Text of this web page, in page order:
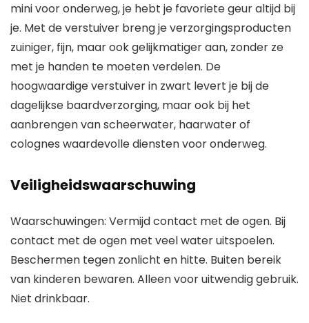
mini voor onderweg, je hebt je favoriete geur altijd bij
je. Met de verstuiver breng je verzorgingsproducten
zuiniger, fijn, maar ook gelijkmatiger aan, zonder ze
met je handen te moeten verdelen. De
hoogwaardige verstuiver in zwart levert je bij de
dagelijkse baardverzorging, maar ook bij het
aanbrengen van scheerwater, haarwater of
colognes waardevolle diensten voor onderweg.
Veiligheidswaarschuwing
Waarschuwingen: Vermijd contact met de ogen. Bij
contact met de ogen met veel water uitspoelen.
Beschermen tegen zonlicht en hitte. Buiten bereik
van kinderen bewaren. Alleen voor uitwendig gebruik.
Niet drinkbaar.